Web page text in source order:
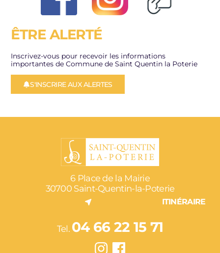
ÊTRE ALERTÉ
Inscrivez-vous pour recevoir les informations
importantes de Commune de Saint Quentin la Poterie
S'INSCRIRE AUX ALERTES
6 Place de la Mairie
30700 Saint-Quentin-la-Poterie
ITINÉRAIRE
Tel. 04 66 22 15 71